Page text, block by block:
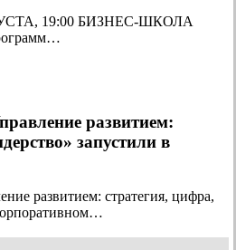
19:00 БИЗНЕС-ШКОЛА
развитием:
запустили в
развитием: стратегия, цифра,